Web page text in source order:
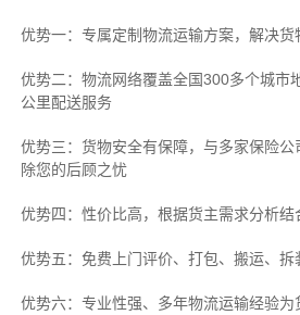
优势一：专属定制物流运输方案，解决货
优势二：物流网络覆盖全国300多个城市
公里配送服务
优势三：货物安全有保障，与多家保险
除您的后顾之忧
优势四：性价比高，根据货主需求分析
优势五：免费上门评价、打包、搬运、拆
优势六：专业性强、多年物流运输经验